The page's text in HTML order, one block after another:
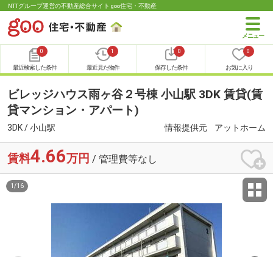
NTTグループ運営の不動産総合サイト goo住宅・不動産
0
最近検索した条件
1
最近見た物件
0
保存した条件
0
お気に入り
ビレッジハウス雨ヶ谷２号棟 小山駅 3DK 賃貸(賃
貸マンション・アパート)
3DK / 小山駅 情報提供元 アットホーム
賃料4.66万円 / 管理費等なし
1 /16